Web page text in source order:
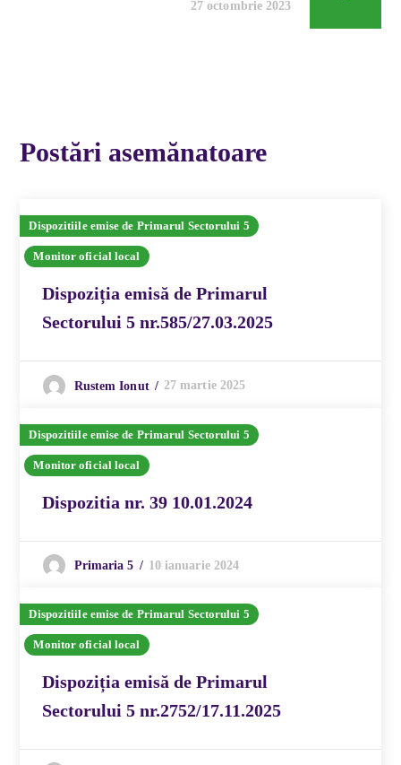
27 octombrie 2023
Postări asemănatoare
Dispozitiile emise de Primarul Sectorului 5
Monitor oficial local
Dispoziția emisă de Primarul
Sectorului 5 nr.585/27.03.2025
Rustem Ionut 27 martie 2025
Dispozitiile emise de Primarul Sectorului 5
Monitor oficial local
Dispozitia nr. 39 10.01.2024
Primaria 5 10 ianuarie 2024
Dispozitiile emise de Primarul Sectorului 5
Monitor oficial local
Dispoziția emisă de Primarul
Sectorului 5 nr.2752/17.11.2025